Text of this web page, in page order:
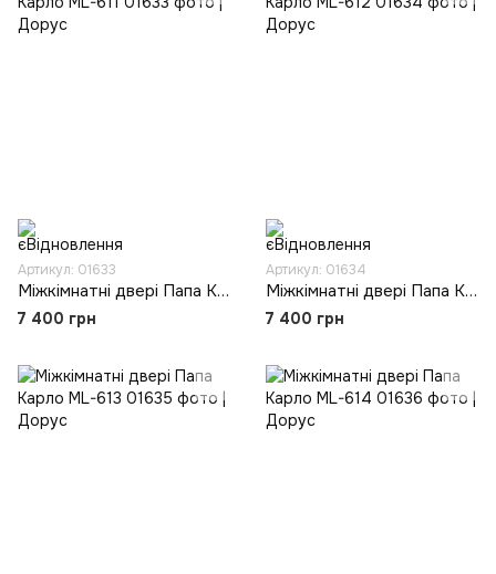
Артикул: 01633
Міжкімнатні двері Папа Карло ML-611
7 400 грн
Артикул: 01634
Міжкімнатні двері Папа Карло ML-612
7 400 грн